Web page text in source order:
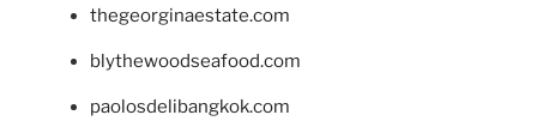
thegeorginaestate.com
blythewoodseafood.com
paolosdelibangkok.com